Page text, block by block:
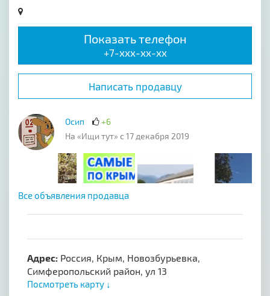
Показать телефон
+7-xxx-xx-xx
Написать продавцу
Осип
+6
На «Ищи тут» с 17 декабря 2019
Все объявления продавца
Адрес: Россия, Крым, Новозбурьевка,
Симферопольский район, ул 13
Посмотреть карту ↓